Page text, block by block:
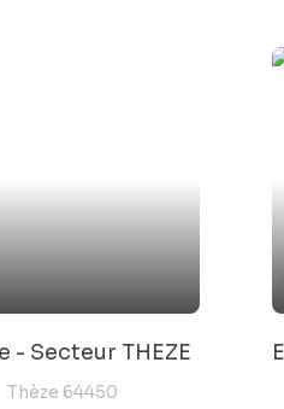
d'eau. Les
de 1600 M²
- Secteur THEZE
Thèze 64450